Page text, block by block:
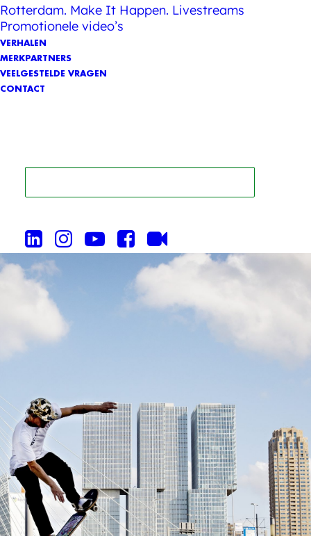
Rotterdam. Make It Happen. Livestreams
Promotionele video’s
VERHALEN
MERKPARTNERS
VEELGESTELDE VRAGEN
CONTACT